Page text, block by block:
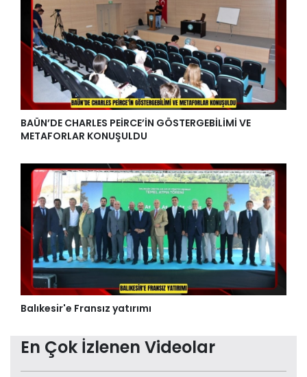
BAÜN’DE CHARLES PEİRCE’İN GÖSTERGEBİLİMİ VE
METAFORLAR KONUŞULDU
Balıkesir'e Fransız yatırımı
En Çok İzlenen Videolar